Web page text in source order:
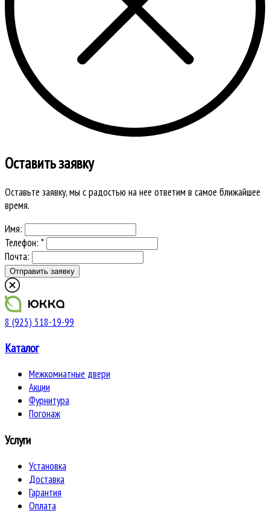
Оставить заявку
Оставьте заявку, мы с радостью на нее ответим в самое ближайшее
время.
Имя:
Телефон: *
Почта:
8 (925) 518-19-99
Каталог
Межкомнатные двери
Акции
Фурнитура
Погонаж
Услуги
Установка
Доставка
Гарантия
Оплата